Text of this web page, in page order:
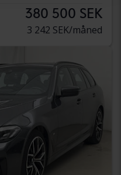
380 500 SEK
3 242 SEK/måned